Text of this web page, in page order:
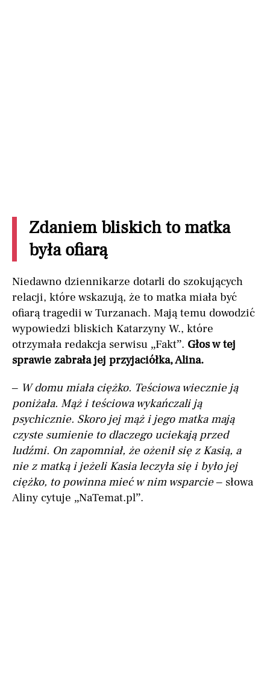
Zdaniem bliskich to matka
była ofiarą
Niedawno dziennikarze dotarli do szokujących
relacji, które wskazują, że to matka miała być
ofiarą tragedii w Turzanach. Mają temu dowodzić
wypowiedzi bliskich Katarzyny W., które
otrzymała redakcja serwisu „Fakt”. Głos w tej
sprawie zabrała jej przyjaciółka, Alina.
– W domu miała ciężko. Teściowa wiecznie ją
poniżała. Mąż i teściowa wykańczali ją
psychicznie. Skoro jej mąż i jego matka mają
czyste sumienie to dlaczego uciekają przed
ludźmi. On zapomniał, że ożenił się z Kasią, a
nie z matką i jeżeli Kasia leczyła się i było jej
ciężko, to powinna mieć w nim wsparcie– słowa
Aliny cytuje „NaTemat.pl”.